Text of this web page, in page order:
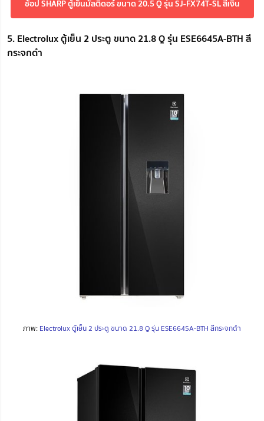
ช้อป SHARP ตู้เย็นมัลติดอร์ ขนาด 20.5 Q รุ่น SJ-FX74T-SL สีเงิน
5. Electrolux ตู้เย็น 2 ประตู ขนาด 21.8 Q รุ่น ESE6645A-BTH สี
กระจกดำ
ภาพ: Electrolux ตู้เย็น 2 ประตู ขนาด 21.8 Q รุ่น ESE6645A-BTH สีกระจกดำ